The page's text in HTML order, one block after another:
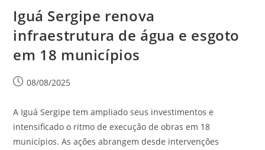
Iguá Sergipe renova
infraestrutura de água e esgoto
em 18 municípios
08/08/2025
A Iguá Sergipe tem ampliado seus investimentos e
intensificado o ritmo de execução de obras em 18
municípios. As ações abrangem desde intervenções